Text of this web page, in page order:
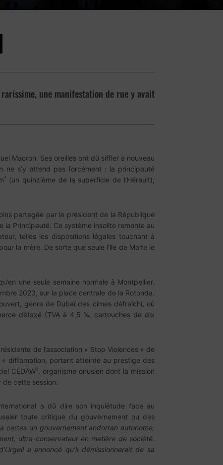
une manifestation de rue y avait
Macron. Ses oreilles ont dû siffler à nouveau
ne s’y attend pas forcément : la principauté
² (un quinzième de la superficie de l’Hérault),
partagée par le président de la République
la Principauté. Ce système insolite remonte au
telles les dispositions légales touchant à
la mère. De sorte que seule l’île de Malte le
une seule semaine normale à Montpellier.
2023, sur la place centrale de la Rotonda.
genre de Dubaï des cimes défraîchi, où
détaxé (TVA à 4,5 %, cartouches de dix
de l’association « Stop Violences » de
diffamation, portant atteinte au prestige des
CEDAW1
, organisme onusien dont la mission
de cette session.
a dû dire son inquiétude face au
toute critique du gouvernement ou des
certes un gouvernement andorran autonome,
ultra-conservateur en matière de société.
a annoncé qu’il démissionnerait de sa